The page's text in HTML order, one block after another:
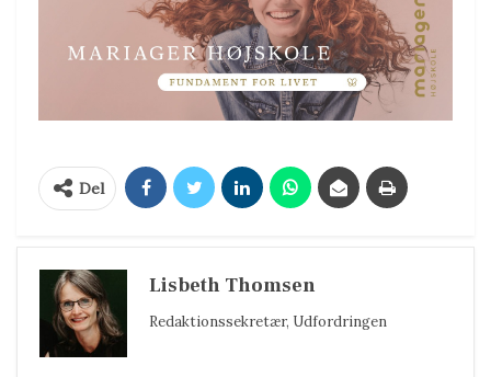
Del
Lisbeth Thomsen
Redaktionssekretær, Udfordringen